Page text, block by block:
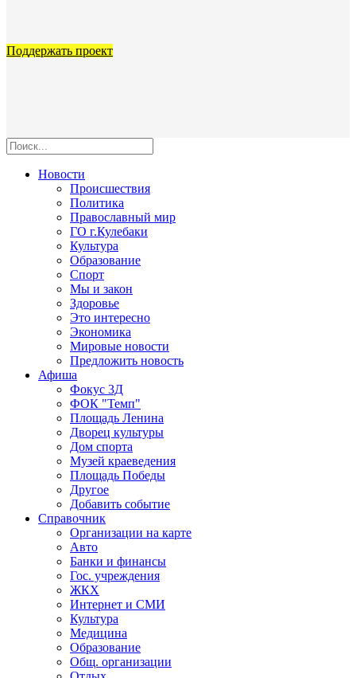
Поддержать проект
Новости
Происшествия
Политика
Православный мир
ГО г.Кулебаки
Культура
Образование
Спорт
Мы и закон
Здоровье
Это интересно
Экономика
Мировые новости
Предложить новость
Афиша
Фокус 3Д
ФОК "Темп"
Площадь Ленина
Дворец культуры
Дом спорта
Музей краеведения
Площадь Победы
Другое
Добавить событие
Справочник
Организации на карте
Авто
Банки и финансы
Гос. учреждения
ЖКХ
Интернет и СМИ
Культура
Медицина
Образование
Общ. организации